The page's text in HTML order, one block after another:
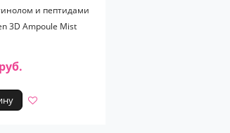
и пептидами
3D Ampoule Mist